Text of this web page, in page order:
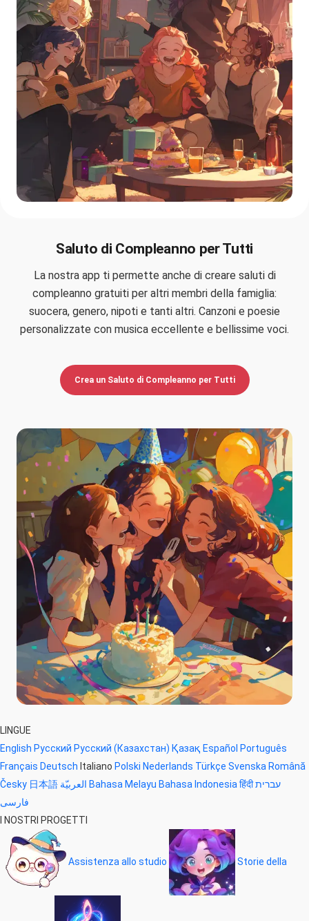
Saluto di Compleanno per Tutti
La nostra app ti permette anche di creare saluti di
compleanno gratuiti per altri membri della famiglia:
suocera, genero, nipoti e tanti altri. Canzoni e poesie
personalizzate con musica eccellente e bellissime voci.
Crea un Saluto di Compleanno per Tutti
LINGUE
English Русский Русский (Казахстан) Қазақ Español Português
Français Deutsch Italiano Polski Nederlands Türkçe Svenska Română
Česky 日本語 Bahasa Melayu Bahasa Indonesia हिंदीעברית
فارسی
I NOSTRI PROGETTI
Assistenza allo studio Storie della